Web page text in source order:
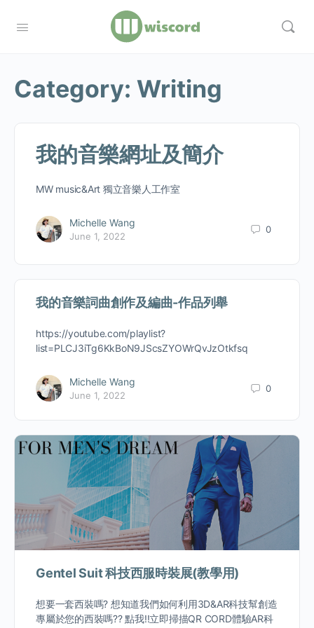
Category: Writing
我的音樂網址及簡介
MW music&Art 獨立音樂人工作室
Michelle Wang
June 1, 2022
0
我的音樂詞曲創作及編曲-作品列舉
https://youtube.com/playlist?
list=PLCJ3iTg6KkBoN9JScsZYOWrQvJzOtkfsq
Michelle Wang
June 1, 2022
0
Gentel Suit 科技西服時裝展(教學用)
想要一套西裝嗎? 想知道我們如何利用3D&AR科技幫創造
專屬於您的西裝嗎?? 點我!!立即掃描QR CORD體驗AR科